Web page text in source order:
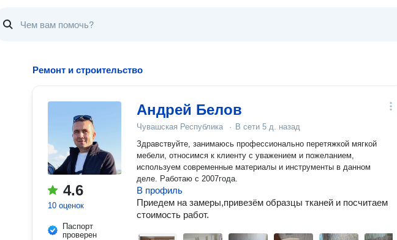
Ремонт и строительство
4.6
10 оценок
Паспорт
проверен
Андрей Белов
Чувашская Республика · В сети 5 д. назад
Здравствуйте, занимаюсь профессионально перетяжкой мягкой
мебели, относимся к клиенту с уважением и пожеланием,
используем современные материалы и инструменты в данном
деле. Работаю с 2007года.
В профиль
Приедем на замеры,привезём образцы тканей и посчитаем
стоимость работ.